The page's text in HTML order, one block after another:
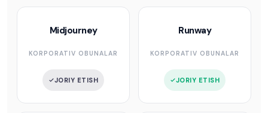
Midjourney
KORPORATIV OBUNALAR
JORIY ETISH
Runway
KORPORATIV OBUNALAR
JORIY ETISH